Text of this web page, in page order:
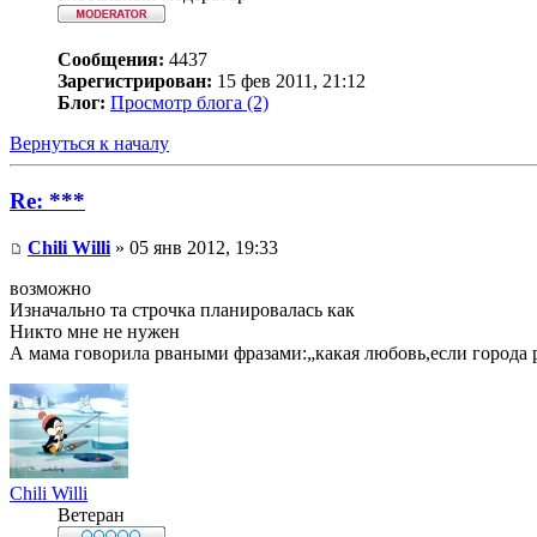
Сообщения: 4437
Зарегистрирован: 15 фев 2011, 21:12
Блог: Просмотр блога (2)
Вернуться к началу
Re: ***
Chili Willi » 05 янв 2012, 19:33
возможно
Изначально та строчка планировалась как
Никто мне не нужен
А мама говорила рваными фразами:„какая любовь,если города
Chili Willi
Ветеран